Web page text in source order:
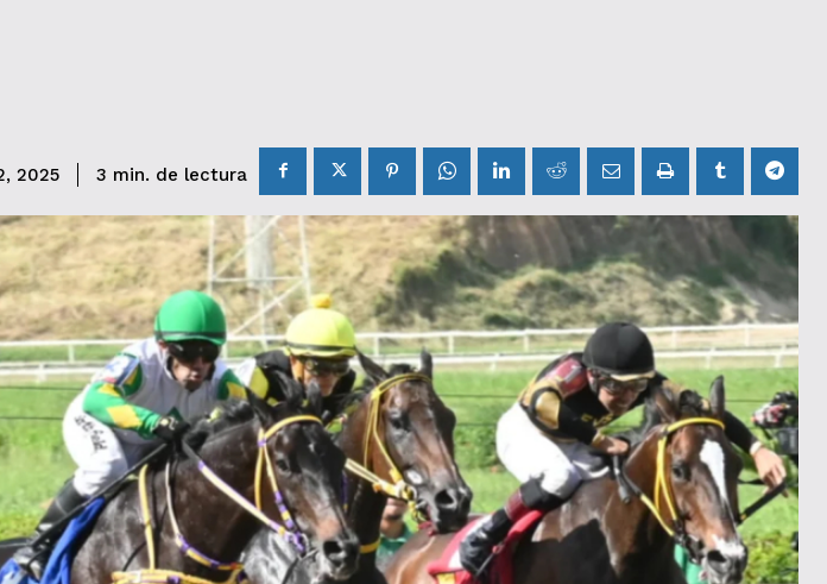
2025 3 min. de lectura